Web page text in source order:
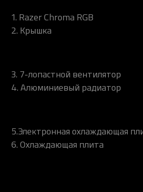
1. Razer Chroma RGB
2. Крышка
3. 7-лопастной вентилятор
4. Алюминиевый радиатор
5.Электронная охлаждающая
6. Охлаждающая плита